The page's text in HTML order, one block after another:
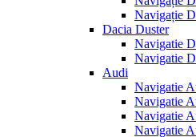
Navigație
Dacia Duster
Navigatie
Navigatie
Audi
Navigatie
Navigatie
Navigatie
Navigatie